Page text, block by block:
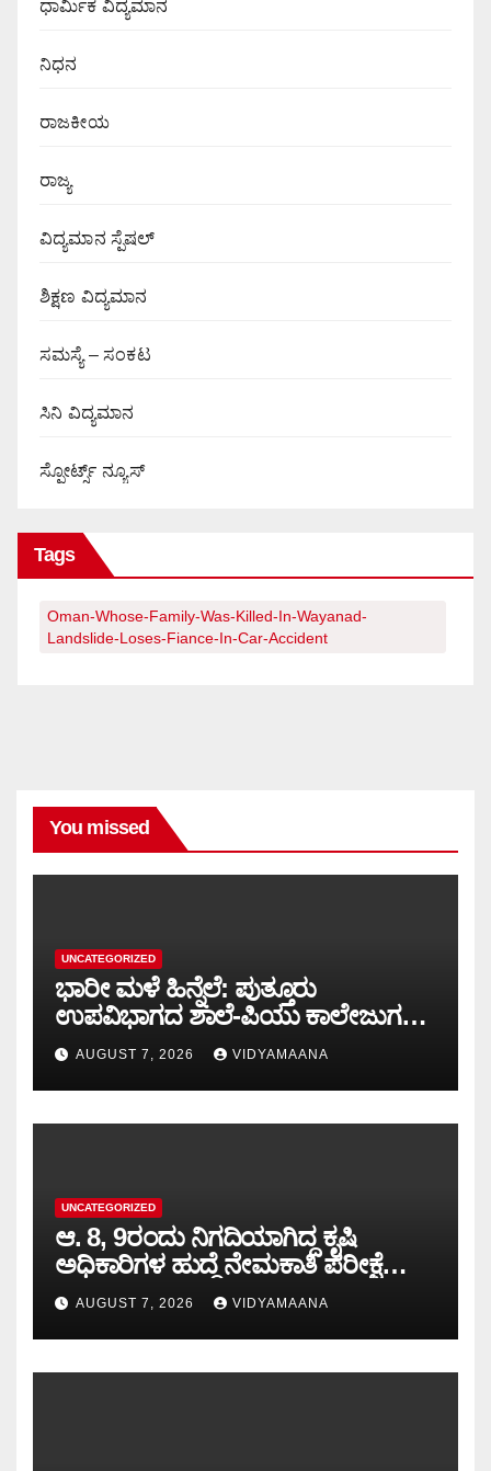
ಧಾರ್ಮಿಕ ವಿದ್ಯಮಾನ
ನಿಧನ
ರಾಜಕೀಯ
ರಾಜ್ಯ
ವಿದ್ಯಮಾನ ಸ್ಪೆಷಲ್
ಶಿಕ್ಷಣ ವಿದ್ಯಮಾನ
ಸಮಸ್ಯೆ – ಸಂಕಟ
ಸಿನಿ ವಿದ್ಯಮಾನ
ಸ್ಪೋರ್ಟ್ಸ್ ನ್ಯೂಸ್
Tags
Oman-Whose-Family-Was-Killed-In-Wayanad-
Landslide-Loses-Fiance-In-Car-Accident
You missed
UNCATEGORIZED
ಭಾರೀ ಮಳೆ ಹಿನ್ನೆಲೆ: ಪುತ್ತೂರು
ಉಪವಿಭಾಗದ ಶಾಲೆ-ಪಿಯು ಕಾಲೇಜುಗಳಿಗೆ
ನಾಳೆ ರಜೆ..!!
AUGUST 7, 2026 VIDYAMAANA
UNCATEGORIZED
ಆ. 8, 9ರಂದು ನಿಗದಿಯಾಗಿದ್ದ ಕೃಷಿ
ಅಧಿಕಾರಿಗಳ ಹುದ್ದೆ ನೇಮಕಾತಿ ಪರೀಕ್ಷೆ
ಮುಂದೂಡಿಕೆ: ಸಚಿವ ಪ್ರಿಯಾಂಕ್ ಖರ್ಗೆ..!!
AUGUST 7, 2026 VIDYAMAANA